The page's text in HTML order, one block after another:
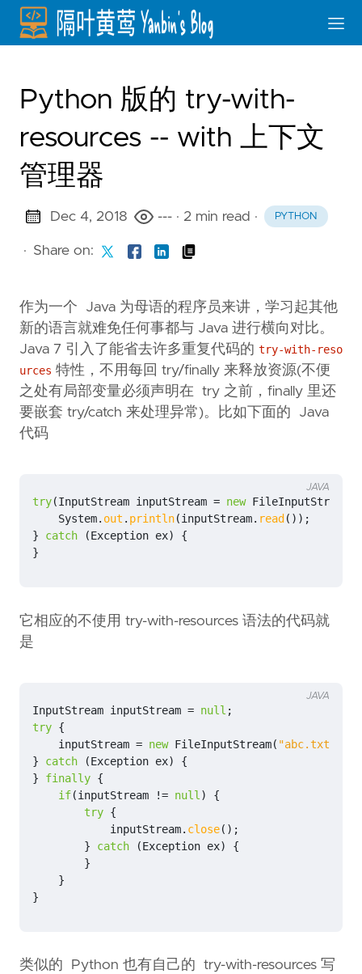
Python 版的 try-with-
resources -- with 上下文
管理器
Dec 4, 2018 --- · 2 min read · PYTHON
· Share on:
作为一个 Java 为母语的程序员来讲，学习起其他
新的语言就难免任何事都与 Java 进行横向对比。
Java 7 引入了能省去许多重复代码的 try-with-reso
urces 特性，不用每回 try/finally 来释放资源(不便
之处有局部变量必须声明在 try 之前，finally 里还
要嵌套 try/catch 来处理异常)。比如下面的 Java
代码
try(InputStream inputStream = new FileInputStream
System. out . println(inputStream. read ());
}
catch (Exception ex)
{
}
JAVA
它相应的不使用 try-with-resources 语法的代码就
是
InputStream inputStream = null ;
try {
inputStream = new FileInputStream( "abc.txt"
}
catch (Exception ex)
{
}
finally {
if(inputStream != null )
{
try {
inputStream. close();
}
catch (Exception ex)
{
}
}
}
JAVA
类似的 Python 也有自己的 try-with-resources 写